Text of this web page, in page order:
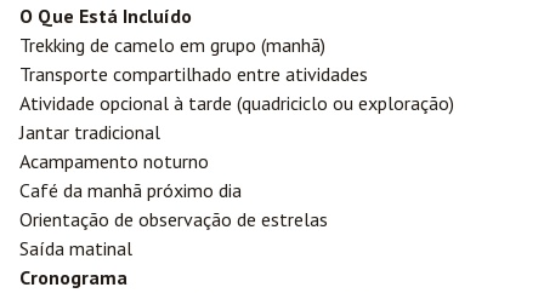
O Que Está Incluído
Trekking de camelo em grupo (manhã)
Transporte compartilhado entre atividades
Atividade opcional à tarde (quadriciclo ou exploração)
Jantar tradicional
Acampamento noturno
Café da manhã próximo dia
Orientação de observação de estrelas
Saída matinal
Cronograma